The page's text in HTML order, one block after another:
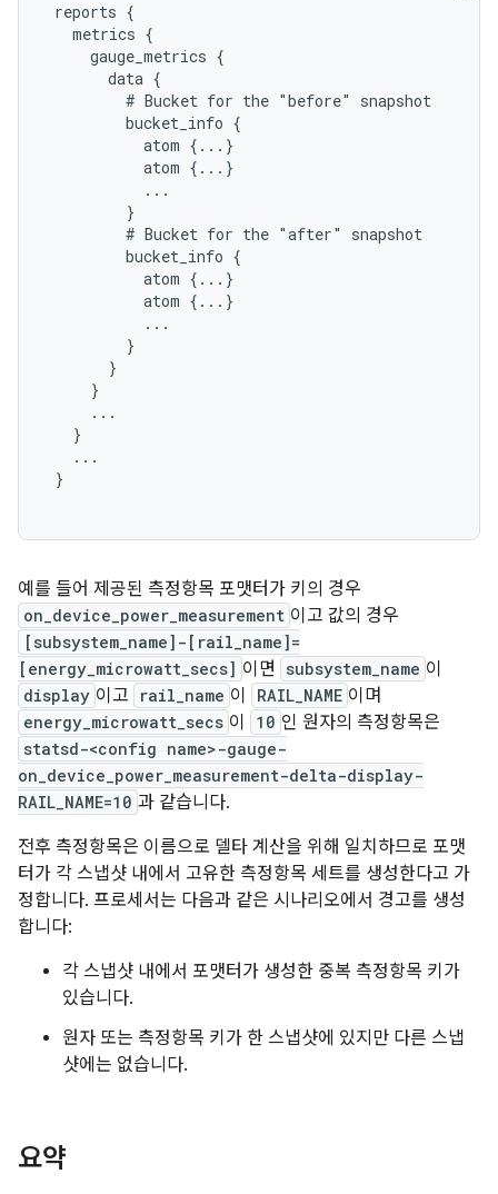
reports {
   metrics {
     gauge_metrics {
       data {
         # Bucket for the "before" snapshot
         bucket_info {
           atom {...}
           atom {...}
           ...
         }
         # Bucket for the "after" snapshot
         bucket_info {
           atom {...}
           atom {...}
           ...
         }
       }
     }
     ...
   }
   ...
}
예를 들어 제공된 측정항목 포맷터가 키의 경우
on_device_power_measurement 이고 값의 경우
[subsystem_name]-[rail_name]=
[energy_microwatt_secs] 이면 subsystem_name 이
display 이고 rail_name 이 RAIL_NAME 이며
energy_microwatt_secs 이 10 인 원자의 측정항목은
statsd-<config name>-gauge-
on_device_power_measurement-delta-display-
RAIL_NAME=10 과 같습니다.
전후 측정항목은 이름으로 델타 계산을 위해 일치하므로 포맷
터가 각 스냅샷 내에서 고유한 측정항목 세트를 생성한다고 가
정합니다. 프로세서는 다음과 같은 시나리오에서 경고를 생성
합니다:
각 스냅샷 내에서 포맷터가 생성한 중복 측정항목 키가
있습니다.
원자 또는 측정항목 키가 한 스냅샷에 있지만 다른 스냅
샷에는 없습니다.
요약